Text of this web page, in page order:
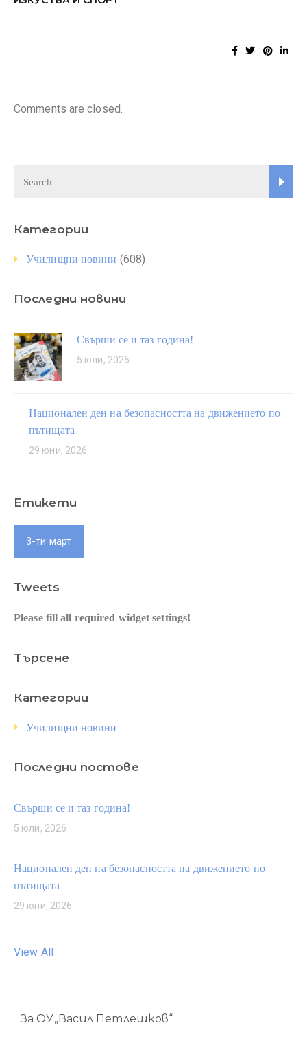
Comments are closed.
Категории
Училищни новини (608)
Последни новини
Свърши се и таз година!
5 юли, 2026
Национален ден на безопасността на движението по
пътищата
29 юни, 2026
Етикети
3-ти март
Tweets
Please fill all required widget settings!
Търсене
Категории
Училищни новини
Последни постове
Свърши се и таз година!
5 юли, 2026
Национален ден на безопасността на движението по
пътищата
29 юни, 2026
View All
За ОУ„Васил Петлешков“